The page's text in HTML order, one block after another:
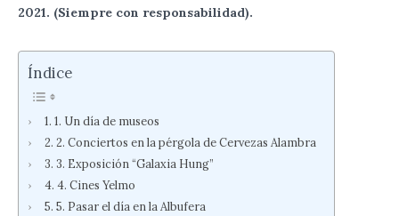
2021. (Siempre con responsabilidad).
Índice
1. Un día de museos
2. Conciertos en la pérgola de Cervezas Alambra
3. Exposición “Galaxia Hung”
4. Cines Yelmo
5. Pasar el día en la Albufera